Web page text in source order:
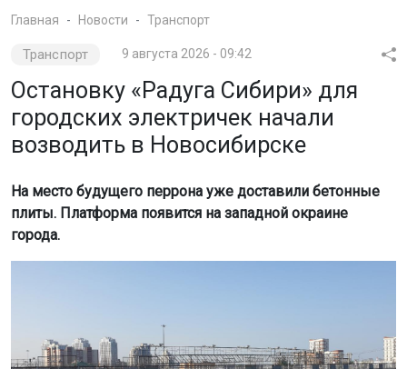
Главная Новости Транспорт
Транспорт 9 августа 2026 - 09:42
Остановку «Радуга Сибири» для
городских электричек начали
возводить в Новосибирске
На место будущего перрона уже доставили бетонные
плиты. Платформа появится на западной окраине
города.